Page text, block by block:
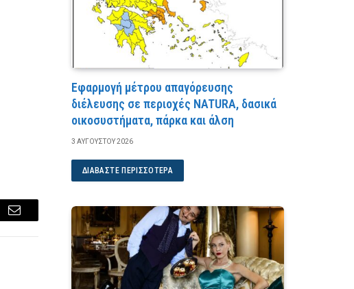
Email
Εφαρμογή μέτρου απαγόρευσης
διέλευσης σε περιοχές NATURA, δασικά
οικοσυστήματα, πάρκα και άλση
3 ΑΥΓΟΎΣΤΟΥ 2026
ΔΙΑΒΆΣΤΕ ΠΕΡΙΣΣΌΤΕΡΑ